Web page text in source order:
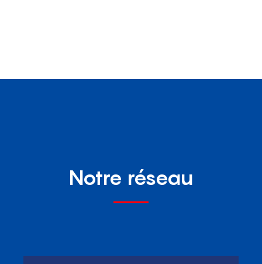
Notre réseau